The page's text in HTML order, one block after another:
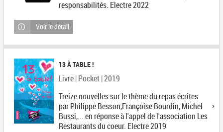
responsabilités. Electre 2022
Voir le détail
13 À TABLE !
Livre | Pocket | 2019
Treize nouvelles sur le thème du repas écrites
par Philippe Besson,Françoise Bourdin, Michel
Bussi,... en réponse à l'appel de l'association Les
Restaurants du coeur. Electre 2019